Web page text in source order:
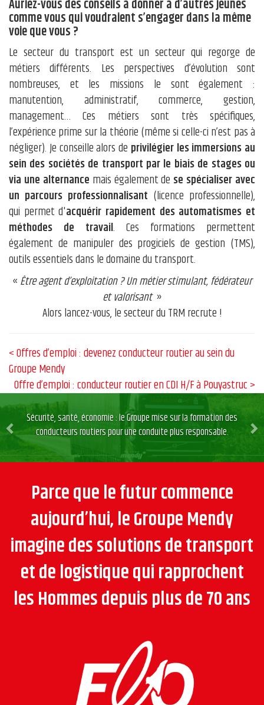
Auriez-vous des conseils à donner à d’autres jeunes
comme vous qui voudraient s’engager dans la même
voie que vous ?
Le secteur du transport est un secteur qui regorge de
métiers différents. Les perspectives d’évolution sont
nombreuses, et les missions le sont également :
manutention, administratif, commerce, gestion,
management… Ces métiers sont très spécifiques,
l’expérience prime sur la théorie (même si celle-ci n’est pas à
négliger). Je conseille alors de privilégier les immersions au
sein des sociétés de transport par le biais de stages ou
via une alternance mais également de se spécialiser avec
un parcours professionnalisant (licence professionnelle),
qui permet d'acquérir rapidement des automatismes et
méthodes de travail. Ces formations permettent
également de manipuler des progiciels de gestion (TMS),
outils essentiels dans le domaine du transport.
« Être agent d’exploitation ? Un métier stimulant, fédérateur
et valorisant »
Alors lancez-vous, le secteur du TRM recrute !
< Offres d’emploi : devenez conducteur routier au sein du
Groupe Mendy
Offre d’emploi : conducteur routier en CDI H/F à Pouyastruc >
Sécurité, santé, économie : le Groupe mise sur la formation des
conducteurs routiers pour une conduite plus responsable.
Previous
Parce que le futur commence
aujourd’hui, le Groupe Mendy
imagine des solutions de transport
et de logistique qui rapprochent
les Hommes depuis plus de 70 ans